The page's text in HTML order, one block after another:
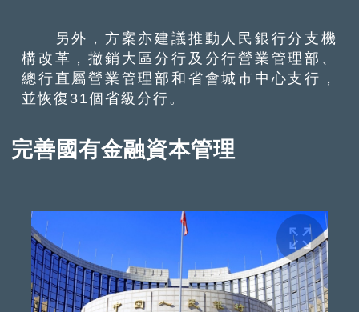
另外，方案亦建議推動人民銀行分支機
構改革，撤銷大區分行及分行營業管理部、
總行直屬營業管理部和省會城市中心支行，
並恢復31個省級分行。
完善國有金融資本管理